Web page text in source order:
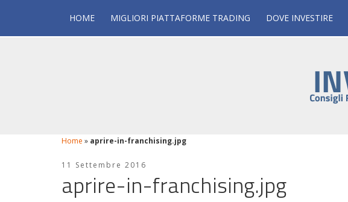
HOME MIGLIORI PIATTAFORME TRADING DOVE INVESTIRE
Home » aprire-in-franchising.jpg
11 Settembre 2016
aprire-in-franchising.jpg